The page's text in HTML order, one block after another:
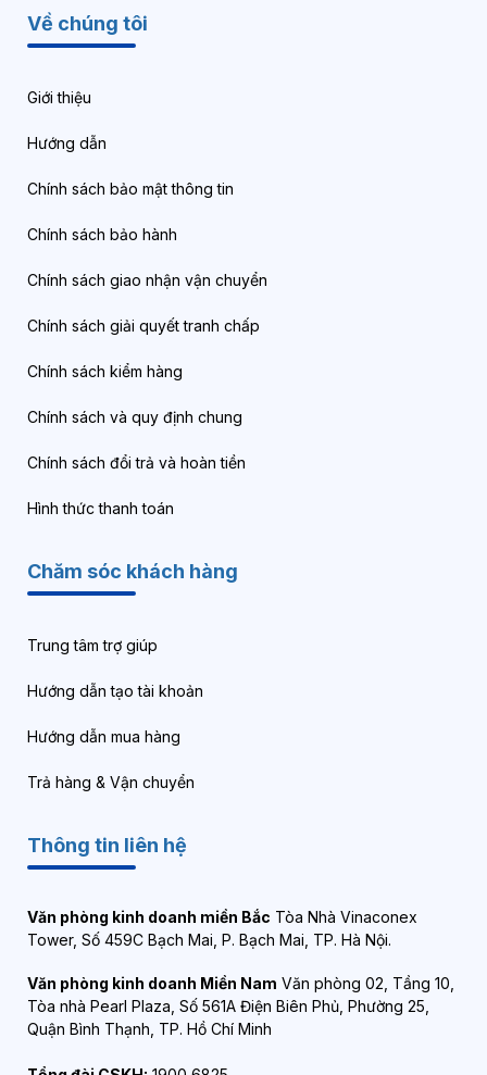
Về chúng tôi
Giới thiệu
Hướng dẫn
Chính sách bảo mật thông tin
Chính sách bảo hành
Chính sách giao nhận vận chuyển
Chính sách giải quyết tranh chấp
Chính sách kiểm hàng
Chính sách và quy định chung
Chính sách đổi trả và hoàn tiền
Hình thức thanh toán
Chăm sóc khách hàng
Trung tâm trợ giúp
Hướng dẫn tạo tài khoản
Hướng dẫn mua hàng
Trả hàng & Vận chuyển
Thông tin liên hệ
Văn phòng kinh doanh miền Bắc Tòa Nhà Vinaconex
Tower, Số 459C Bạch Mai, P. Bạch Mai, TP. Hà Nội.
Văn phòng kinh doanh Miền Nam Văn phòng 02, Tầng 10,
Tòa nhà Pearl Plaza, Số 561A Điện Biên Phủ, Phường 25,
Quận Bình Thạnh, TP. Hồ Chí Minh